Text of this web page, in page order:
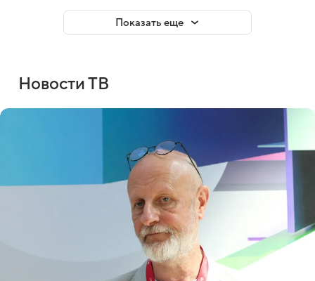
Показать еще
Новости ТВ